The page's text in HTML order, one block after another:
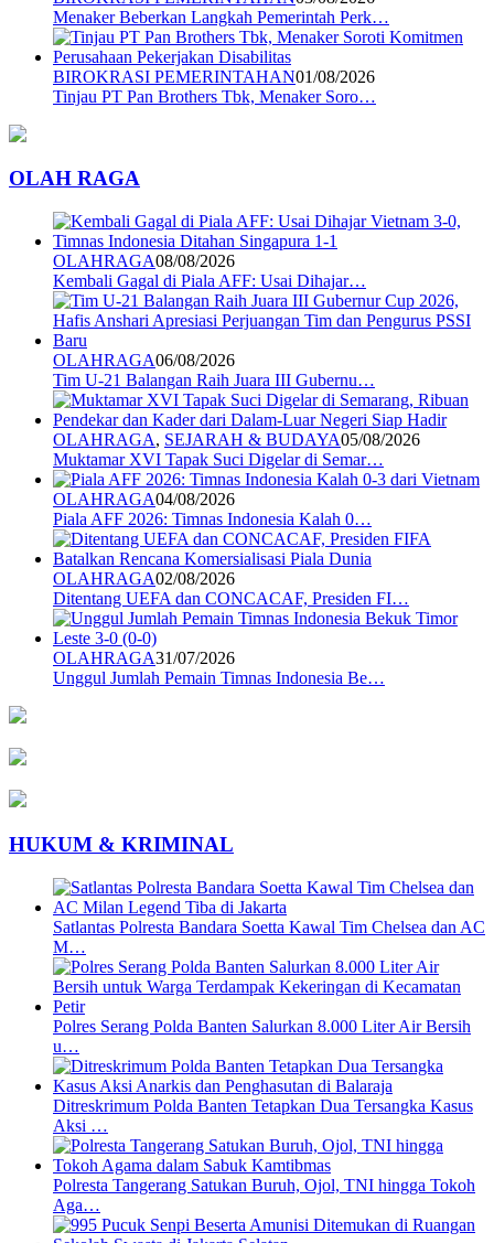
Menaker Beberkan Langkah Pemerintah Perk…
BIROKRASI PEMERINTAHAN01/08/2026
Tinjau PT Pan Brothers Tbk, Menaker Soro…
OLAH RAGA
OLAHRAGA08/08/2026
Kembali Gagal di Piala AFF: Usai Dihajar…
OLAHRAGA06/08/2026
Tim U-21 Balangan Raih Juara III Gubernu…
OLAHRAGA, SEJARAH & BUDAYA05/08/2026
Muktamar XVI Tapak Suci Digelar di Semar…
OLAHRAGA04/08/2026
Piala AFF 2026: Timnas Indonesia Kalah 0…
OLAHRAGA02/08/2026
Ditentang UEFA dan CONCACAF, Presiden FI…
OLAHRAGA31/07/2026
Unggul Jumlah Pemain Timnas Indonesia Be…
HUKUM & KRIMINAL
Satlantas Polresta Bandara Soetta Kawal Tim Chelsea dan AC
M…
Polres Serang Polda Banten Salurkan 8.000 Liter Air Bersih
u…
Ditreskrimum Polda Banten Tetapkan Dua Tersangka Kasus
Aksi …
Polresta Tangerang Satukan Buruh, Ojol, TNI hingga Tokoh
Aga…